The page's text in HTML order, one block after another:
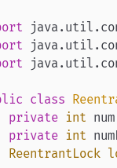
class
private int
private int
ReentrantLock